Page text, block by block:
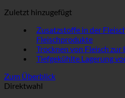
Zuletzt hinzugefügt
Zusatzstoffe in der
Fleischprodukte
Trocknen von Fleisch
Tiefgekühlte Lagerung
Zum Überblick
Direktwahl